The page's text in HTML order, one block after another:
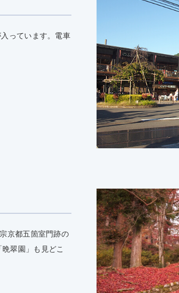
っています。電車
京都五箇室門跡の
翠園」も見どこ